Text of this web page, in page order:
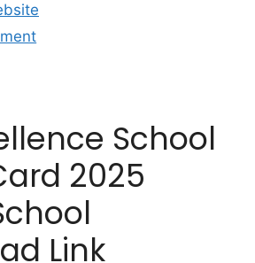
School
2025
Link